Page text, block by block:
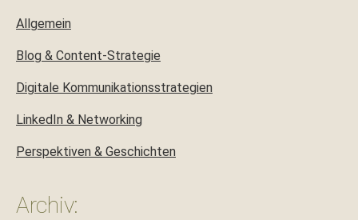
Allgemein
Blog & Content-Strategie
Digitale Kommunikationsstrategien
LinkedIn & Networking
Perspektiven & Geschichten
Archiv: